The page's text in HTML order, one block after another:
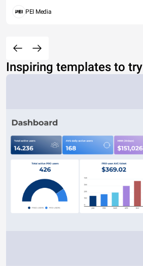
PEI Media
Inspiring templates to try